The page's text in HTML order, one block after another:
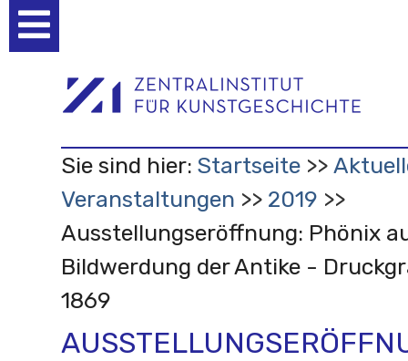
Werkzeuge
Sie sind hier: Startseite
Veranstaltungen
2019
Ausstellungseröffnung: Phönix
Bildwerdung der Antike -
1869